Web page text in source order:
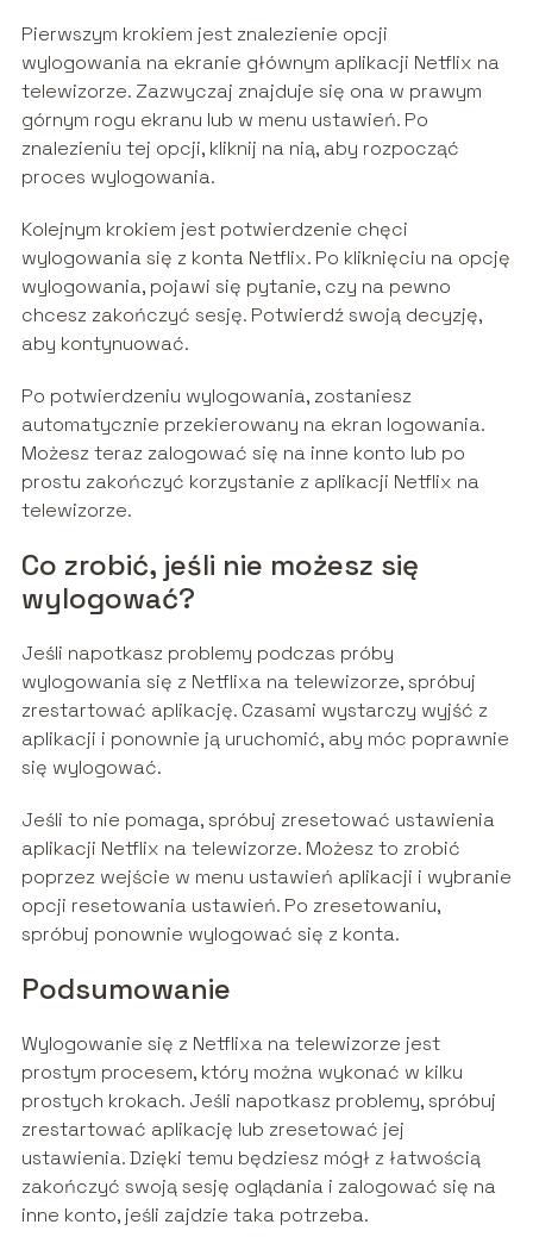
Pierwszym krokiem jest znalezienie opcji
wylogowania na ekranie głównym aplikacji Netflix na
telewizorze. Zazwyczaj znajduje się ona w prawym
górnym rogu ekranu lub w menu ustawień. Po
znalezieniu tej opcji, kliknij na nią, aby rozpocząć
proces wylogowania.
Kolejnym krokiem jest potwierdzenie chęci
wylogowania się z konta Netflix. Po kliknięciu na opcję
wylogowania, pojawi się pytanie, czy na pewno
chcesz zakończyć sesję. Potwierdź swoją decyzję,
aby kontynuować.
Po potwierdzeniu wylogowania, zostaniesz
automatycznie przekierowany na ekran logowania.
Możesz teraz zalogować się na inne konto lub po
prostu zakończyć korzystanie z aplikacji Netflix na
telewizorze.
Co zrobić, jeśli nie możesz się
wylogować?
Jeśli napotkasz problemy podczas próby
wylogowania się z Netflixa na telewizorze, spróbuj
zrestartować aplikację. Czasami wystarczy wyjść z
aplikacji i ponownie ją uruchomić, aby móc poprawnie
się wylogować.
Jeśli to nie pomaga, spróbuj zresetować ustawienia
aplikacji Netflix na telewizorze. Możesz to zrobić
poprzez wejście w menu ustawień aplikacji i wybranie
opcji resetowania ustawień. Po zresetowaniu,
spróbuj ponownie wylogować się z konta.
Podsumowanie
Wylogowanie się z Netflixa na telewizorze jest
prostym procesem, który można wykonać w kilku
prostych krokach. Jeśli napotkasz problemy, spróbuj
zrestartować aplikację lub zresetować jej
ustawienia. Dzięki temu będziesz mógł z łatwością
zakończyć swoją sesję oglądania i zalogować się na
inne konto, jeśli zajdzie taka potrzeba.